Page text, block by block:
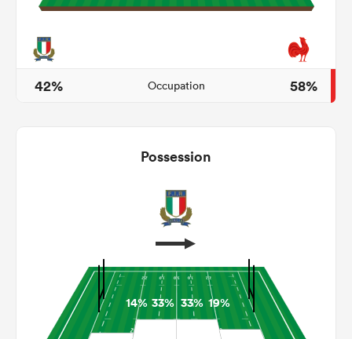
42% Occupation 58%
Possession
14% 33% 33% 19%